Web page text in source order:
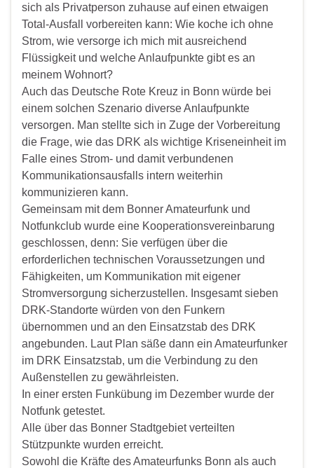
sich als Privatperson zuhause auf einen etwaigen
Total-Ausfall vorbereiten kann: Wie koche ich ohne
Strom, wie versorge ich mich mit ausreichend
Flüssigkeit und welche Anlaufpunkte gibt es an
meinem Wohnort?
Auch das Deutsche Rote Kreuz in Bonn würde bei
einem solchen Szenario diverse Anlaufpunkte
versorgen. Man stellte sich in Zuge der Vorbereitung
die Frage, wie das DRK als wichtige Kriseneinheit im
Falle eines Strom- und damit verbundenen
Kommunikationsausfalls intern weiterhin
kommunizieren kann.
Gemeinsam mit dem Bonner Amateurfunk und
Notfunkclub wurde eine Kooperationsvereinbarung
geschlossen, denn: Sie verfügen über die
erforderlichen technischen Voraussetzungen und
Fähigkeiten, um Kommunikation mit eigener
Stromversorgung sicherzustellen. Insgesamt sieben
DRK-Standorte würden von den Funkern
übernommen und an den Einsatzstab des DRK
angebunden. Laut Plan säße dann ein Amateurfunker
im DRK Einsatzstab, um die Verbindung zu den
Außenstellen zu gewährleisten.
In einer ersten Funkübung im Dezember wurde der
Notfunk getestet.
Alle über das Bonner Stadtgebiet verteilten
Stützpunkte wurden erreicht.
Sowohl die Kräfte des Amateurfunks Bonn als auch